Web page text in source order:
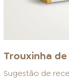
Trouxinha
Sugestão de